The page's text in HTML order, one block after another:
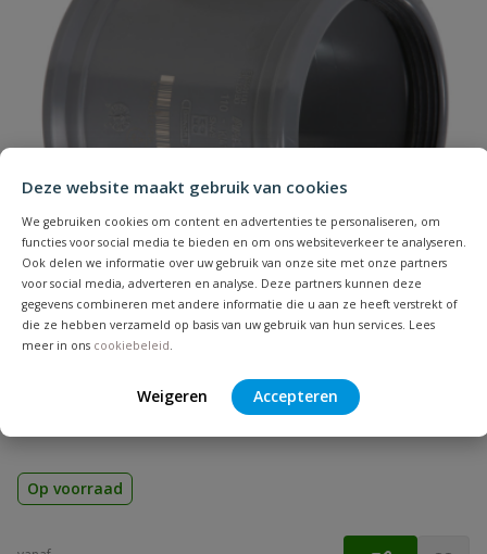
Deze website maakt gebruik van cookies
We gebruiken cookies om content en advertenties te personaliseren, om
functies voor social media te bieden en om ons websiteverkeer te analyseren.
Ook delen we informatie over uw gebruik van onze site met onze partners
voor social media, adverteren en analyse. Deze partners kunnen deze
gegevens combineren met andere informatie die u aan ze heeft verstrekt of
die ze hebben verzameld op basis van uw gebruik van hun services. Lees
meer in ons cookiebeleid.
Weigeren Accepteren
Samenvatting
Beoordeling
Beoordeling versturen
Zonder stootrand | Diameter: 32 t/m 500 mm | Aansluiting:
Op voorraad